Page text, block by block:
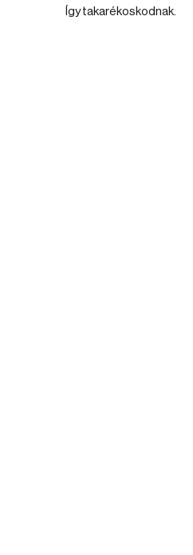
Így takarékoskodnak.